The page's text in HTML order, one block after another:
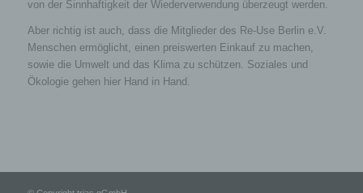
von der Sinnhaftigkeit der Wiederverwendung überzeugt werden.
Aber richtig ist auch, dass die Mitglieder des Re-Use Berlin e.V.
Menschen ermöglicht, einen preiswerten Einkauf zu machen,
sowie die Umwelt und das Klima zu schützen. Soziales und
Ökologie gehen hier Hand in Hand.
soll sowohl für die Öffentlichkeit als auch für
unsere Kunden und Geschäftspartner einfach
lesbar und verständlich sein. Um dies zu
gewährleisten, möchten wir vorab die verwendeten
Begrifflichkeiten erläutern.
Personenbezogene Daten sind alle